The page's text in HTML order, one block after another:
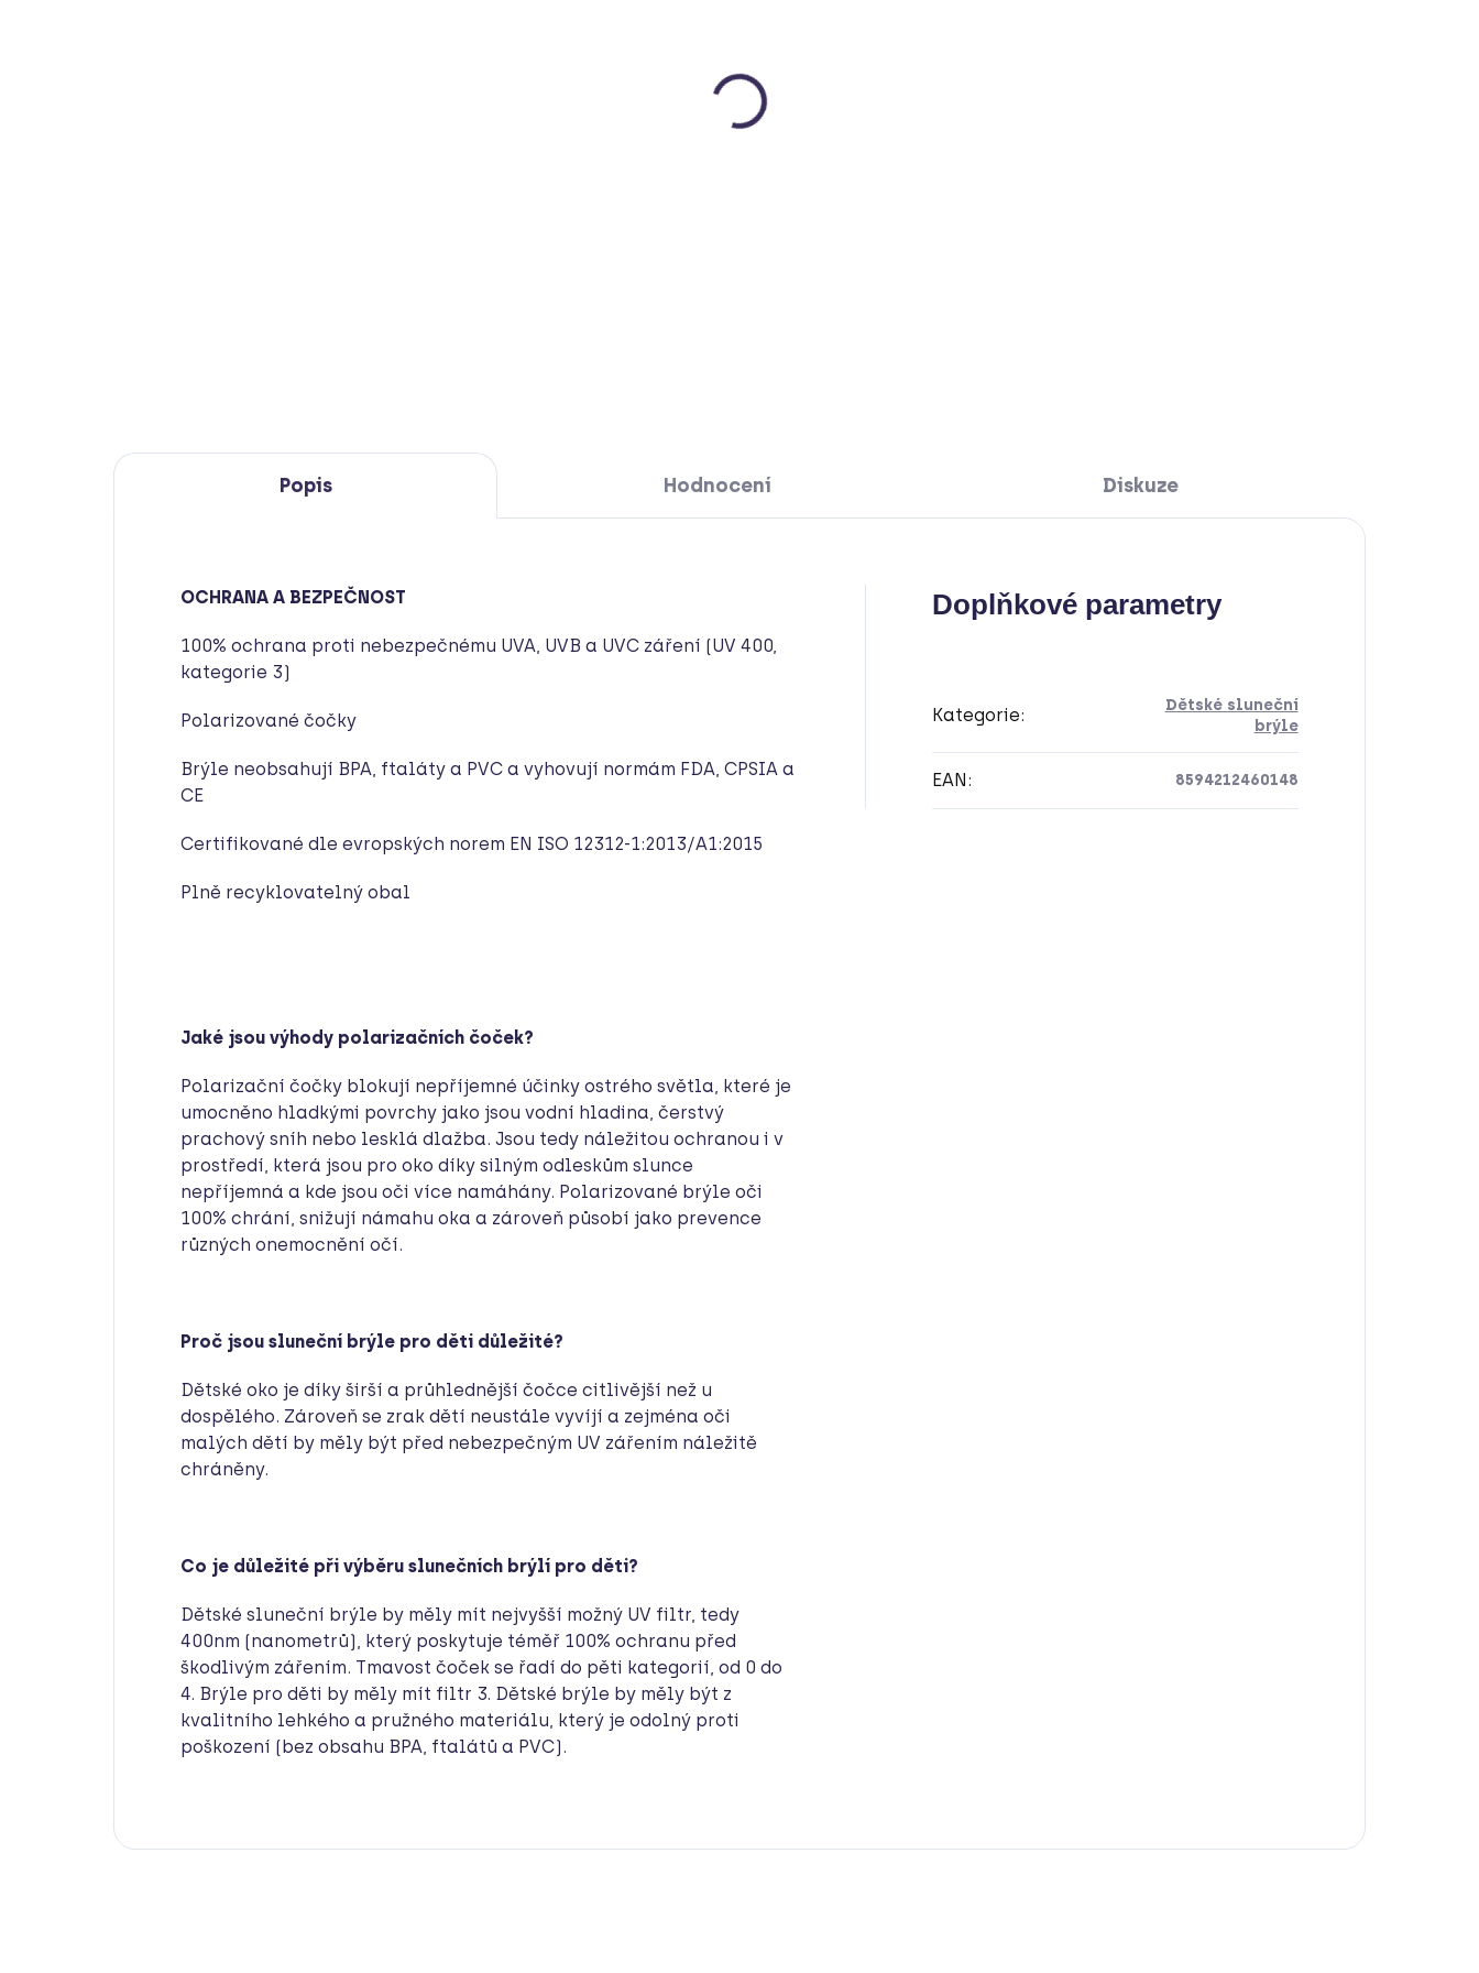
DETAILNÍ INFORMACE
Popis Hodnocení Diskuze
OCHRANA A BEZPEČNOST
100% ochrana proti nebezpečnému UVA, UVB a UVC záření (UV 400,
kategorie 3)
Polarizované čočky
Brýle neobsahují BPA, ftaláty a PVC a vyhovují normám FDA, CPSIA a
CE
Certifikované dle evropských norem EN ISO 12312-1:2013/A1:2015
Plně recyklovatelný obal
Jaké jsou výhody polarizačních čoček?
Polarizační čočky blokují nepříjemné účinky ostrého světla, které je
umocněno hladkými povrchy jako jsou vodní hladina, čerstvý
prachový sníh nebo lesklá dlažba. Jsou tedy náležitou ochranou i v
prostředí, která jsou pro oko díky silným odleskům slunce
nepříjemná a kde jsou oči více namáhány. Polarizované brýle oči
100% chrání, snižují námahu oka a zároveň působí jako prevence
různých onemocnění očí.
Proč jsou sluneční brýle pro děti důležité?
Dětské oko je díky širší a průhlednější čočce citlivější než u
dospělého. Zároveň se zrak dětí neustále vyvíjí a zejména oči
malých dětí by měly být před nebezpečným UV zářením náležitě
chráněny.
Co je důležité při výběru slunečních brýlí pro děti?
Dětské sluneční brýle by měly mít nejvyšší možný UV filtr, tedy
400nm (nanometrů), který poskytuje téměř 100% ochranu před
škodlivým zářením. Tmavost čoček se řadí do pěti kategorií, od 0 do
4. Brýle pro děti by měly mít filtr 3. Dětské brýle by měly být z
kvalitního lehkého a pružného materiálu, který je odolný proti
poškození (bez obsahu BPA, ftalátů a PVC).
Doplňkové parametry
Kategorie:
Dětské sluneční
brýle
EAN : 8594212460148